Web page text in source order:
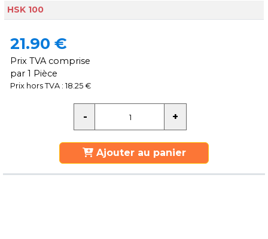
HSK 100
21.90 €
Prix TVA comprise
par 1 Pièce
Prix hors TVA : 18.25 €
Ajouter au panier